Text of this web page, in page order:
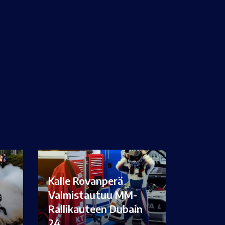
Kalle Rovanperä
Valmistautuu MM-
Rallikauteen Dubain